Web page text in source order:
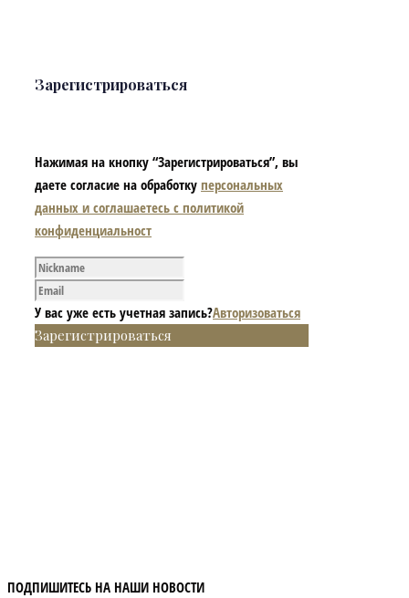
Зарегистрироваться
Нажимая на кнопку “Зарегистрироваться”, вы
даете согласие на обработку персональных
данных и соглашаетесь с политикой
конфиденциальност
У вас уже есть учетная запись?Авторизоваться
Зарегистрироваться
ПОДПИШИТЕСЬ НА НАШИ НОВОСТИ